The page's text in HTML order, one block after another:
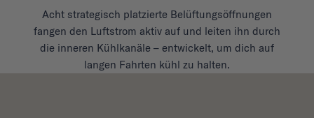
Acht strategisch platzierte Belüftungsöffnungen
fangen den Luftstrom aktiv auf und leiten ihn durch
die inneren Kühlkanäle – entwickelt, um dich auf
langen Fahrten kühl zu halten.